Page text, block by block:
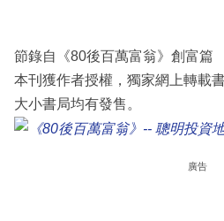
節錄自《80後百萬富翁》創富篇
本刊獲作者授權，獨家網上轉載
大小書局均有發售。
廣告